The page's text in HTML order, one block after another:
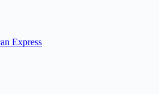
Express